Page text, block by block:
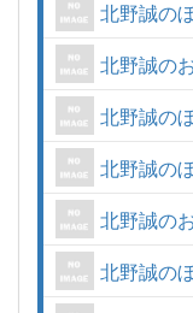
北野誠の
北野誠の
北野誠の
北野誠の
北野誠の
北野誠の